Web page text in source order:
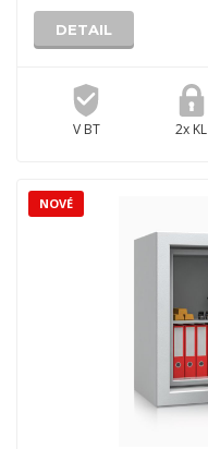
DETAIL
V BT 2x KL
NOVÉ